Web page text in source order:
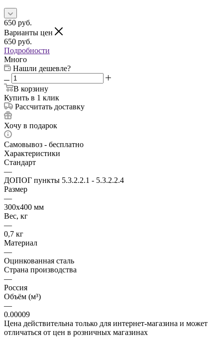
650 руб.
Варианты цен
650 руб.
Подробности
Много
Нашли дешевле?
В корзину
Купить в 1 клик
Рассчитать доставку
Хочу в подарок
Самовывоз - бесплатно
Характеристики
Стандарт
—
ДОПОГ пункты 5.3.2.2.1 - 5.3.2.2.4
Размер
—
300х400 мм
Вес, кг
—
0,7 кг
Материал
—
Оцинкованная сталь
Страна производства
—
Россия
Объём (м³)
—
0.00009
Цена действительна только для интернет-магазина и может
отличаться от цен в розничных магазинах